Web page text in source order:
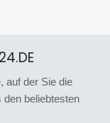
auf der Sie die
den beliebtesten